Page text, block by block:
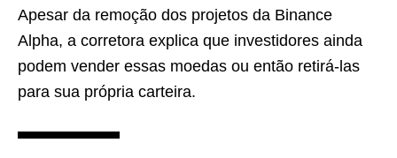
Apesar da remoção dos projetos da Binance
Alpha, a corretora explica que investidores ainda
podem vender essas moedas ou então retirá-las
para sua própria carteira.